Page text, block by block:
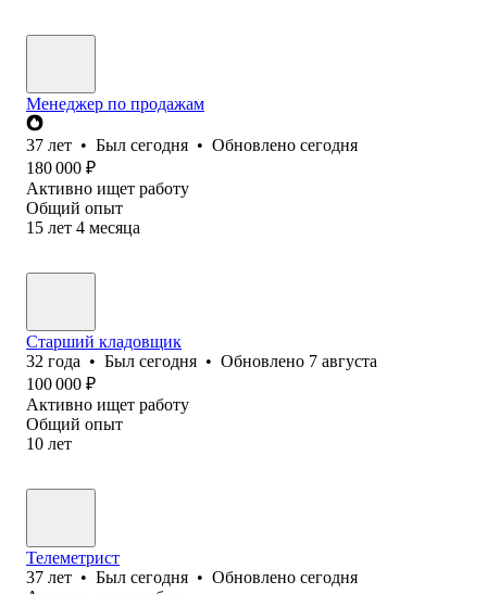
Менеджер по продажам
37 лет • Был сегодня • Обновлено сегодня
180 000 ₽
Активно ищет работу
Общий опыт
15 лет 4 месяца
Старший кладовщик
32 года • Был сегодня • Обновлено 7 августа
100 000 ₽
Активно ищет работу
Общий опыт
10 лет
Телеметрист
37 лет • Был сегодня • Обновлено сегодня